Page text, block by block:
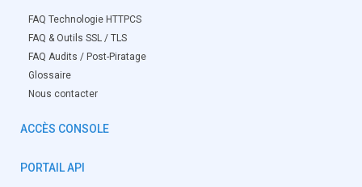
FAQ Technologie HTTPCS
FAQ & Outils SSL / TLS
FAQ Audits / Post-Piratage
Glossaire
Nous contacter
ACCÈS CONSOLE
PORTAIL API